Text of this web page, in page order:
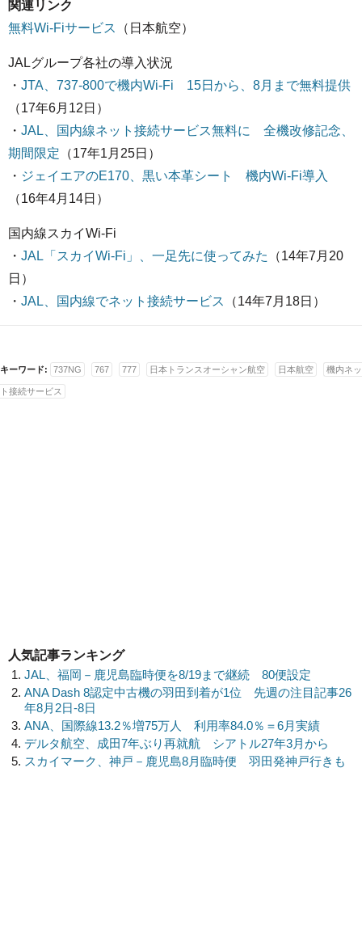
関連リンク
無料Wi-Fiサービス
（日本航空）
JALグループ各社の導入状況
・ JTA、737-800で機内Wi-Fi 15日から、8月まで無料提供
（17年6月12日）
・ JAL、国内線ネット接続サービス無料に 全機改修記念、
期間限定 （17年1月25日）
・ ジェイエアのE170、黒い本革シート 機内Wi-Fi導入
（16年4月14日）
国内線スカイWi-Fi
・ JAL「スカイWi-Fi」、一足先に使ってみた
（14年7月20
日）
・ JAL、国内線でネット接続サービス （14年7月18日）
キーワード: 737NG 767 777 日本トランスオーシャン航空 日本航空 機内ネッ
ト接続サービス
人気記事ランキング
JAL、福岡－鹿児島臨時便を8/19まで継続 80便設定
ANA Dash 8認定中古機の羽田到着が1位 先週の注目記事26
年8月2日-8日
ANA、国際線13.2％増75万人 利用率84.0％＝6月実績
デルタ航空、成田7年ぶり再就航 シアトル27年3月から
スカイマーク、神戸－鹿児島8月臨時便 羽田発神戸行きも